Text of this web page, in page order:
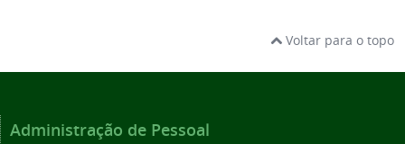
Voltar para o topo
Administração de Pessoal